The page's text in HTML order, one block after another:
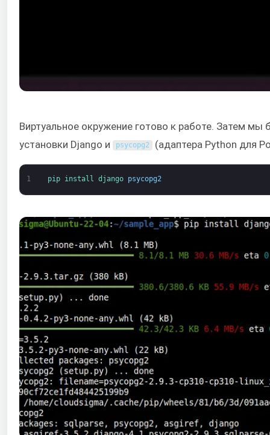
Виртуальное окружение готово к работе. Затем мы
установки Django и
psycopg2 (адаптера Python для
1 pip install django psycopg2